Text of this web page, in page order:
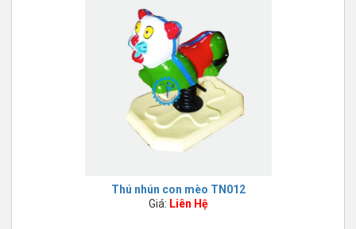
Thú nhún con mèo TN012
Giá: Liên Hệ